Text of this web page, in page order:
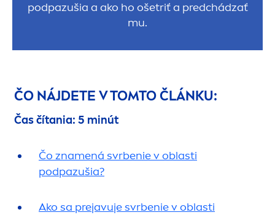
podpazušia a ako ho ošetriť a predchádzať
mu.
ČO NÁJDETE V TOMTO ČLÁNKU:
Čas čítania: 5 minút
Čo znamená svrbenie v oblasti
podpazušia?
Ako sa prejavuje svrbenie v oblasti